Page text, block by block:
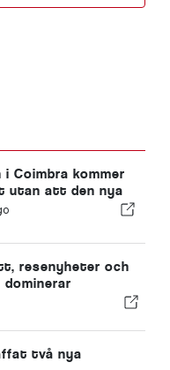
Coimbra kommer
att den nya
färdigställd
resenyheter och
två nya